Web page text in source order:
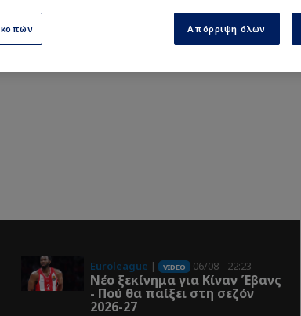
Euroleague | VIDEO 06/08 - 22:23
Νέο ξεκίνημα για Κίναν Έβανς
- Πού θα παίξει στη σεζόν
2026-27
Απόρριψη όλων